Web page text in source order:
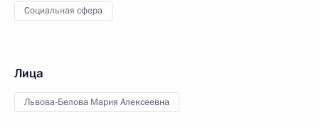
Социальная сфера
Лица
Львова-Белова Мария Алексеевна